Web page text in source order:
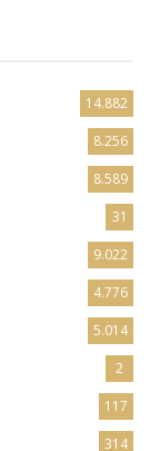
14.882
8.256
8.589
31
9.022
4.776
5.014
2
117
314